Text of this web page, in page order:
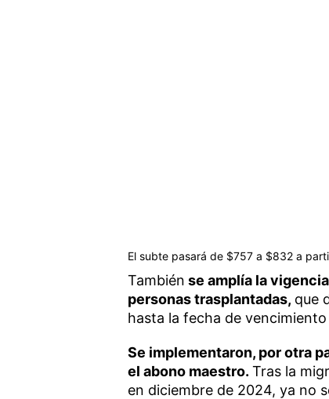
El subte pasará de $757 a $832 a
También se amplía la
personas trasplantadas, que
hasta la fecha de
Se implementaron, por otra
el abono maestro. Tras la
en diciembre de 2024, ya no